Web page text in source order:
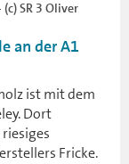
SR 3 Oliver
an der A1
ist mit dem
Dort
Fricke.